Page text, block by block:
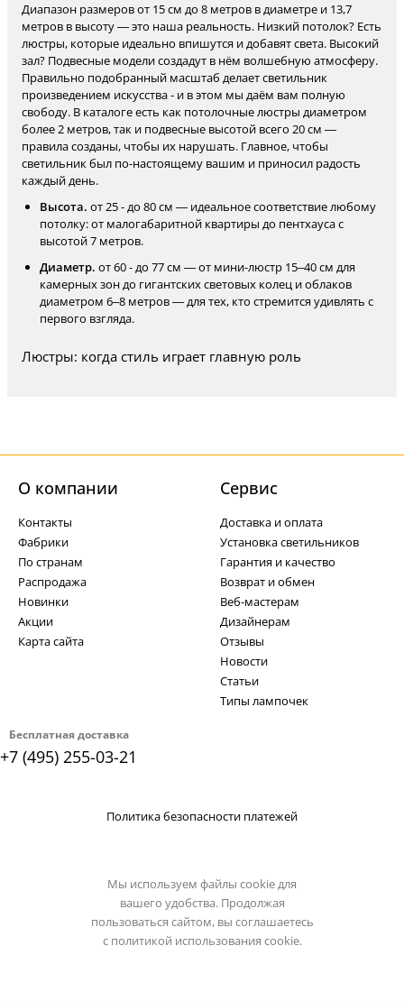
Диапазон размеров от 15 см до 8 метров в диаметре и 13,7
метров в высоту — это наша реальность. Низкий потолок? Есть
люстры, которые идеально впишутся и добавят света. Высокий
зал? Подвесные модели создадут в нём волшебную атмосферу.
Правильно подобранный масштаб делает светильник
произведением искусства - и в этом мы даём вам полную
свободу. В каталоге есть как потолочные люстры диаметром
более 2 метров, так и подвесные высотой всего 20 см —
правила созданы, чтобы их нарушать. Главное, чтобы
светильник был по-настоящему вашим и приносил радость
каждый день.
Высота. от 25 - до 80 см — идеальное соответствие любому
потолку: от малогабаритной квартиры до пентхауса с
высотой 7 метров.
Диаметр. от 60 - до 77 см — от мини-люстр 15–40 см для
камерных зон до гигантских световых колец и облаков
диаметром 6–8 метров — для тех, кто стремится удивлять с
первого взгляда.
Люстры: когда стиль играет главную роль
Бесплатная доставка
+7 (495) 255-03-21
О компании
Контакты
Фабрики
По странам
Распродажа
Новинки
Акции
Карта сайта
Cервис
Доставка и оплата
Установка светильников
Гарантия и качество
Возврат и обмен
Веб-мастерам
Дизайнерам
Отзывы
Новости
Статьи
Типы лампочек
Политика безопасности платежей
Мы используем файлы cookie для
вашего удобства. Продолжая
пользоваться сайтом, вы соглашаетесь
с политикой использования cookie.